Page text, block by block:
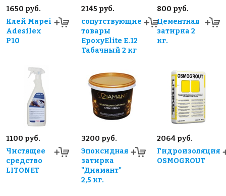
1650 руб.
Клей Mapei
Adesilex
P10
2145 руб.
сопутствующие
товары
EpoxyElite E.12
Табачный 2 кг
800 руб.
Цементная
затирка 2
кг.
1100 руб.
Чистящее
средство
LITONET
3200 руб.
Эпоксидная
затирка
"Диамант"
2,5 кг.
2064 руб.
Гидроизоляция
OSMOGROUT